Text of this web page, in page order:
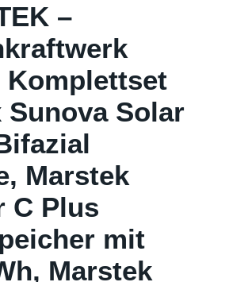
–
Komplettset
Sunova Solar
Marstek
C Plus
mit
Marstek